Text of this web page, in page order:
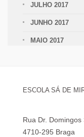
JULHO 2017
JUNHO 2017
MAIO 2017
ESCOLA SÁ DE
Rua Dr. Domingos
4710-295 Braga